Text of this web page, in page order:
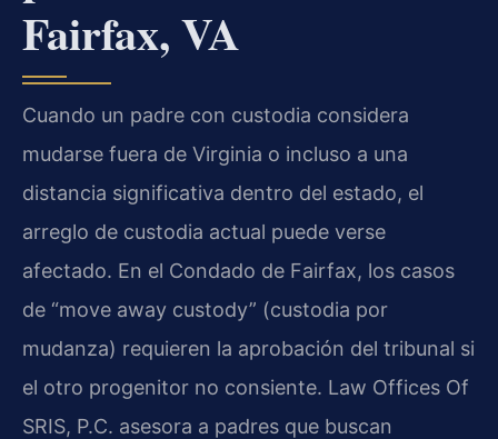
Fairfax, VA
Cuando un padre con custodia considera
mudarse fuera de Virginia o incluso a una
distancia significativa dentro del estado, el
arreglo de custodia actual puede verse
afectado. En el Condado de Fairfax, los casos
de “move away custody” (custodia por
mudanza) requieren la aprobación del tribunal si
el otro progenitor no consiente. Law Offices Of
SRIS, P.C. asesora a padres que buscan